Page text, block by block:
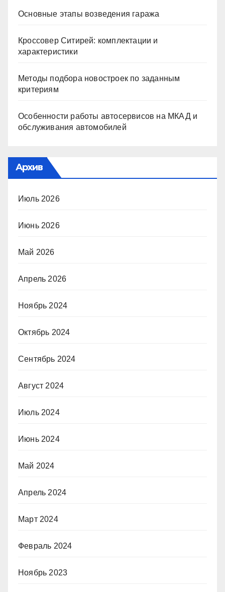
Основные этапы возведения гаража
Кроссовер Ситирей: комплектации и
характеристики
Методы подбора новостроек по заданным
критериям
Особенности работы автосервисов на МКАД и
обслуживания автомобилей
Архив
Июль 2026
Июнь 2026
Май 2026
Апрель 2026
Ноябрь 2024
Октябрь 2024
Сентябрь 2024
Август 2024
Июль 2024
Июнь 2024
Май 2024
Апрель 2024
Март 2024
Февраль 2024
Ноябрь 2023